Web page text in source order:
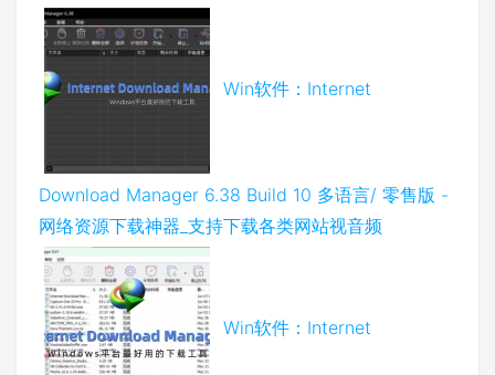
Win软件：Internet
Download Manager 6.38 Build 10 多语言/ 零售版 -
网络资源下载神器_支持下载各类网站视音频
Win软件：Internet